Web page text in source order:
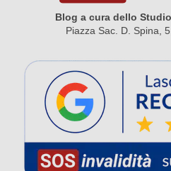
Blog a cura dello
Piazza Sac. D. Spina,